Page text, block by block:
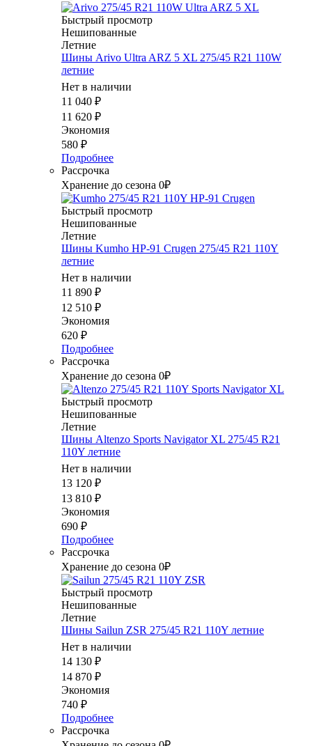
Быстрый просмотр
Нешипованные
Летние
Шины Arivo Ultra ARZ 5 XL 275/45 R21 110W
летние
Нет в наличии
11 040 ₽
11 620 ₽
Экономия
580 ₽
Подробнее
Рассрочка
Хранение до сезона 0₽
Быстрый просмотр
Нешипованные
Летние
Шины Kumho HP-91 Crugen 275/45 R21 110Y
летние
Нет в наличии
11 890 ₽
12 510 ₽
Экономия
620 ₽
Подробнее
Рассрочка
Хранение до сезона 0₽
Быстрый просмотр
Нешипованные
Летние
Шины Altenzo Sports Navigator XL 275/45 R21
110Y летние
Нет в наличии
13 120 ₽
13 810 ₽
Экономия
690 ₽
Подробнее
Рассрочка
Хранение до сезона 0₽
Быстрый просмотр
Нешипованные
Летние
Шины Sailun ZSR 275/45 R21 110Y летние
Нет в наличии
14 130 ₽
14 870 ₽
Экономия
740 ₽
Подробнее
Рассрочка